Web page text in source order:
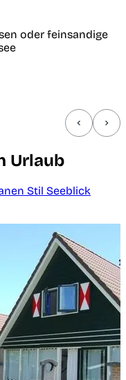
oder feinsandige
Urlaub
Stil Seeblick